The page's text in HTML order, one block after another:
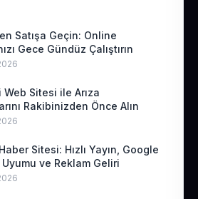
Satışa Geçin: Online
Gece Gündüz Çalıştırın
Web Sitesi ile Arıza
Rakibinizden Önce Alın
Sitesi: Hızlı Yayın, Google
ve Reklam Geliri